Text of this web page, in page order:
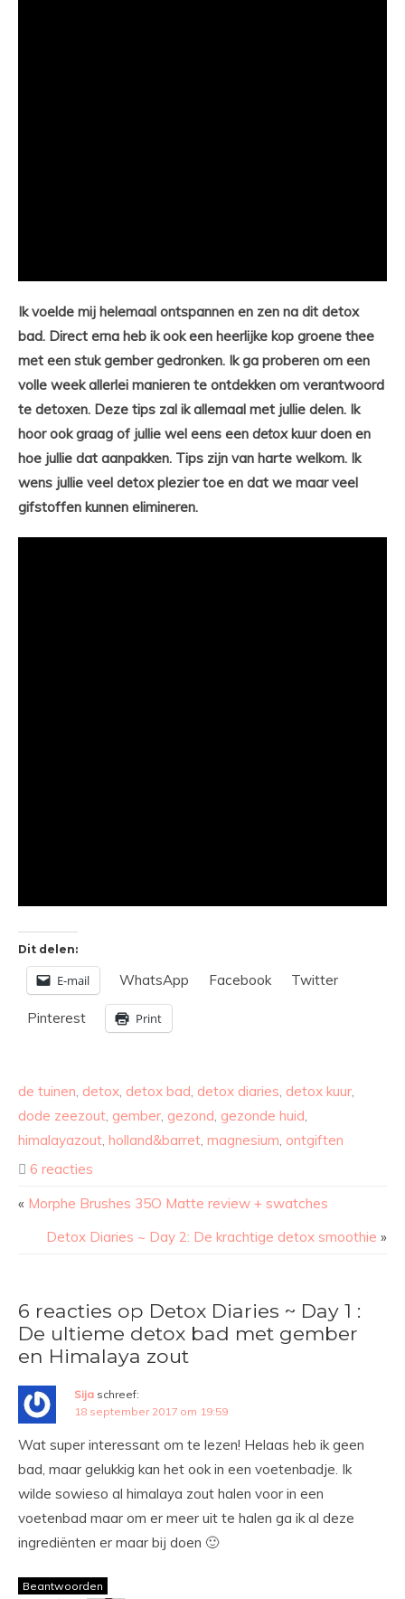
Ik voelde mij helemaal ontspannen en zen na dit detox
bad. Direct erna heb ik ook een heerlijke kop groene thee
met een stuk gember gedronken. Ik ga proberen om een
volle week allerlei manieren te ontdekken om verantwoord
te detoxen. Deze tips zal ik allemaal met jullie delen. Ik
hoor ook graag of jullie wel eens een detoxkuur doen en
hoe jullie dat aanpakken. Tips zijn van harte welkom. Ik
wens jullie veel detox plezier toe en dat we maar veel
gifstoffen kunnen elimineren.
Dit delen:
E-mail WhatsApp Facebook Twitter
Pinterest Print
de tuinen, detox, detox bad, detox diaries, detox kuur,
dode zeezout, gember, gezond, gezonde huid,
himalayazout, holland&barret, magnesium, ontgiften
6 reacties
« Morphe Brushes 35O Matte review + swatches
Detox Diaries ~ Day 2: De krachtige detox smoothie »
6 reacties op Detox Diaries ~ Day 1 :
De ultieme detox bad met gember
en Himalaya zout
Sija schreef:
18 september 2017 om 19:59
Wat super interessant om te lezen! Helaas heb ik geen
bad, maar gelukkig kan het ook in een voetenbadje. Ik
wilde sowieso al himalaya zout halen voor in een
voetenbad maar om er meer uit te halen ga ik al deze
ingrediënten er maar bij doen 🙂
Beantwoorden